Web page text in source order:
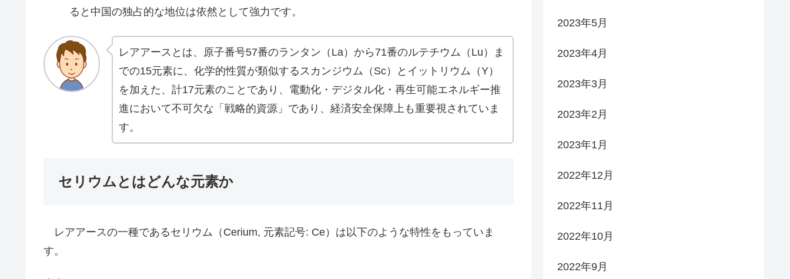
ると中国の独占的な地位は依然として強力です。
レアアースとは、原子番号57番のランタン（La）から71番のルテチウム（Lu）ま
での15元素に、化学的性質が類似するスカンジウム（Sc）とイットリウム（Y）
を加えた、計17元素のことであり、電動化・デジタル化・再生可能エネルギー推
進において不可欠な「戦略的資源」であり、経済安全保障上も重要視されていま
す。
セリウムとはどんな元素か
レアアースの一種であるセリウム（Cerium, 元素記号: Ce）は以下のような特性をもっていま
す。
2023年5月
2023年4月
2023年3月
2023年2月
2023年1月
2022年12月
2022年11月
2022年10月
2022年9月